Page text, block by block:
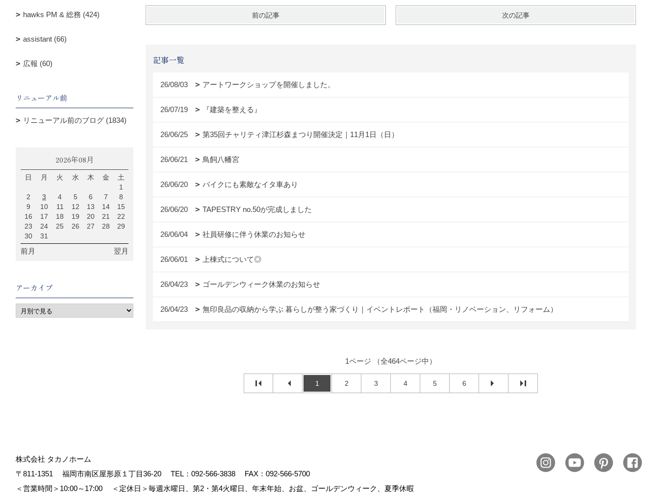
前の記事 次の記事
記事一覧
26/08/03 アートワークショップを開催しました。
26/07/19 『建築を整える』
26/06/25 第35回チャリティ津江杉森まつり開催決定｜11月1日（日）
26/06/21 鳥飼八幡宮
26/06/20 バイクにも素敵なイタ車あり
26/06/20 TAPESTRY no.50が完成しました
26/06/04 社員研修に伴う休業のお知らせ
26/06/01 上棟式について◎
26/04/23 ゴールデンウィーク休業のお知らせ
26/04/23 無印良品の収納から学ぶ 暮らしが整う家づくり｜イベントレポート（福岡・リノベーション、リフォーム）
1ページ （全464ページ中）
1 2 3 4 5 6
hawks PM & 総務 (424)
assistant (66)
広報 (60)
リニューアル前
リニューアル前のブログ (1834)
2026年08月
日 月 火 水 木 金
土
1
2
3 4 5 6 7
8
9
10 11 12 13 14
15
16
17 18 19 20 21
22
23
24 25 26 27 28
29
30
31
前月 翌月
アーカイブ
株式会社 タカノホーム
〒811-1351
福岡市南区屋形原１丁目36-20 TEL： 092-566-3838
FAX：092-566-5700
＜営業時間＞10:00～17:00
＜定休日＞毎週水曜日、第2・第4火曜日、年末年始、お盆、ゴールデンウィーク、夏季休暇